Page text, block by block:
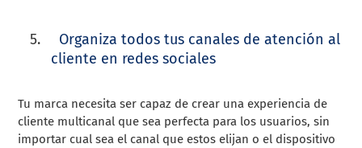
Organiza todos tus canales de atención al
cliente en redes sociales
Tu marca necesita ser capaz de crear una experiencia de
cliente multicanal que sea perfecta para los usuarios, sin
importar cual sea el canal que estos elijan o el dispositivo